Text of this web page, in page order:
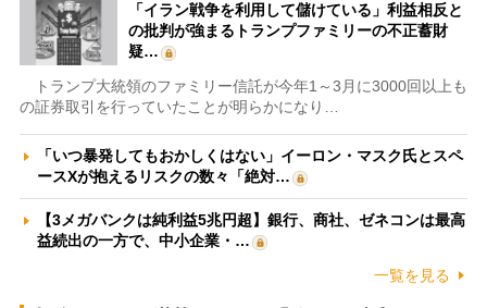
「イラン戦争を利用して儲けている」利益相反と
の批判が強まるトランプファミリーの不正蓄財
疑…
トランプ大統領のファミリー信託が今年1～3月に3000回以上も
の証券取引を行っていたことが明らかになり…
「いつ暴発してもおかしくはない」イーロン・マスク氏とスペ
ースXが抱えるリスクの数々「絶対…
【3メガバンクは純利益5兆円超】銀行、商社、ゼネコンは最高
益続出の一方で、中小企業・…
一覧を見る